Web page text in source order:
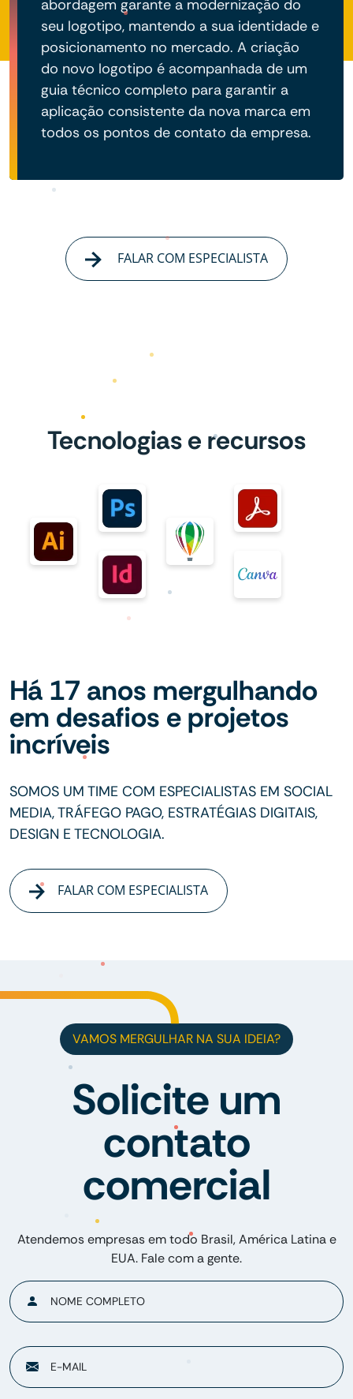
abordagem garante a modernização do
seu logotipo, mantendo a sua identidade e
posicionamento no mercado. A criação
do novo logotipo é acompanhada de um
guia técnico completo para garantir a
aplicação consistente da nova marca em
todos os pontos de contato da empresa.
FALAR COM ESPECIALISTA
Tecnologias e recursos
Há 17 anos mergulhando
em desafios e projetos
incríveis
SOMOS UM TIME COM ESPECIALISTAS EM SOCIAL
MEDIA, TRÁFEGO PAGO, ESTRATÉGIAS DIGITAIS,
DESIGN E TECNOLOGIA.
FALAR COM ESPECIALISTA
VAMOS MERGULHAR NA SUA IDEIA?
Solicite um
contato
comercial
Atendemos empresas em todo Brasil, América Latina e
EUA. Fale com a gente.
NOME COMPLETO
E-MAIL